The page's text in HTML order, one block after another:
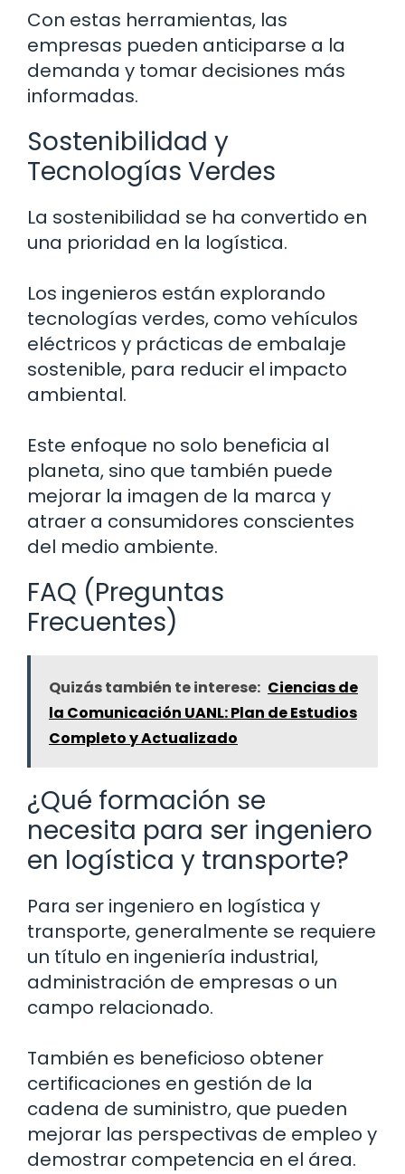
Con estas herramientas, las
empresas pueden anticiparse a la
demanda y tomar decisiones más
informadas.
Sostenibilidad y
Tecnologías Verdes
La sostenibilidad se ha convertido en
una prioridad en la logística.
Los ingenieros están explorando
tecnologías verdes, como vehículos
eléctricos y prácticas de embalaje
sostenible, para reducir el impacto
ambiental.
Este enfoque no solo beneficia al
planeta, sino que también puede
mejorar la imagen de la marca y
atraer a consumidores conscientes
del medio ambiente.
FAQ (Preguntas
Frecuentes)
Quizás también te interese: Ciencias de
la Comunicación UANL: Plan de Estudios
Completo y Actualizado
¿Qué formación se
necesita para ser ingeniero
en logística y transporte?
Para ser ingeniero en logística y
transporte, generalmente se requiere
un título en ingeniería industrial,
administración de empresas o un
campo relacionado.
También es beneficioso obtener
certificaciones en gestión de la
cadena de suministro, que pueden
mejorar las perspectivas de empleo y
demostrar competencia en el área.